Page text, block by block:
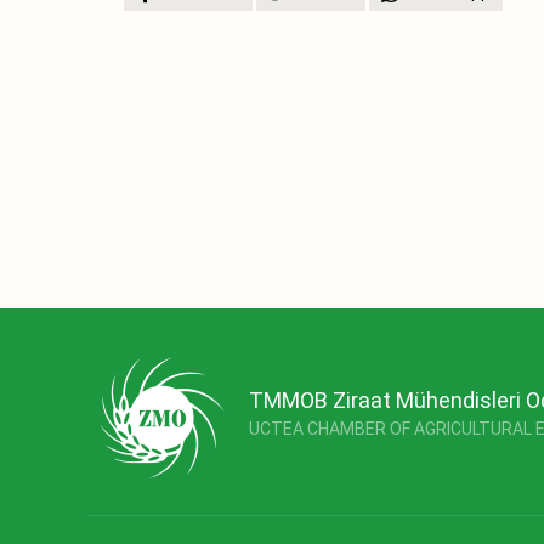
TMMOB Ziraat Mühendisleri
UCTEA CHAMBER OF AGRICULTURAL